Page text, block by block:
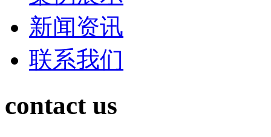
新闻资讯
联系我们
contact us